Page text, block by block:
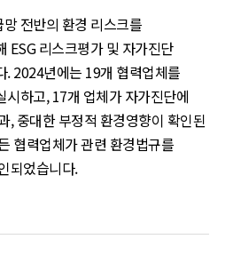
전반의 환경 리스크를
ESG 리스크평가 및 자가진단
. 2024년에는 19개 협력업체를
시하고, 17개 업체가 자가진단에
, 중대한 부정적 환경영향이 확인된
협력업체가 관련 환경법규를
되었습니다.